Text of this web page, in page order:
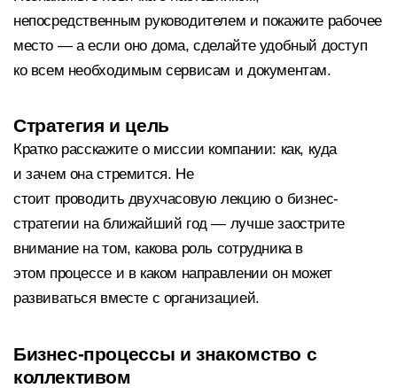
непосредственным руководителем и покажите рабочее
место — а если оно дома, сделайте удобный доступ
ко всем необходимым сервисам и документам.
Стратегия и цель
Кратко расскажите о миссии компании: как, куда
и зачем она стремится. Не
стоит проводить двухчасовую лекцию о бизнес-
стратегии на ближайший год — лучше заострите
внимание на том, какова роль сотрудника в
этом процессе и в каком направлении он может
развиваться вместе с организацией.
Бизнес-процессы и знакомство с
коллективом